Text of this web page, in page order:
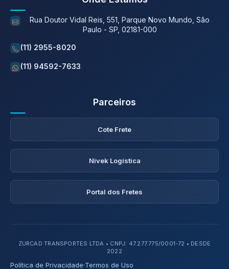
Rua Doutor Vidal Reis, 551, Parque Novo Mundo, São
Paulo - SP, 02181-000
(11) 2955-8020
(11) 94592-7633
Parceiros
Cote Frete
Nivek Logística
Portal dos Fretes
ZURCAD TRANSPORTES LTDA • CNPJ: 47.277.775/0001-72 • DESDE
2022
Política de Privacidade·Termos de Uso